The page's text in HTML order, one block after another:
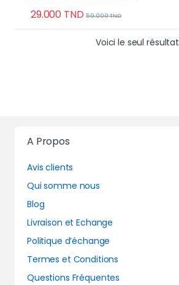
29.000 TND 59.000TND
Voici le seul résultat
A Propos
Avis clients
Qui somme nous
Blog
Livraison et Echange
Politique d’échange
Termes et Conditions
Questions Fréquentes